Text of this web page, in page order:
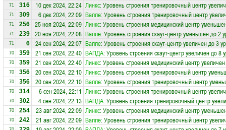
71 316 10 дек 2024, 22:24 Линкс: Уровень строения тренировочный центр
71 309 6 дек 2024, 22:09 Валле: Уровень строения тренировочный центр
71 256 25 ноя 2024, 22:09 Линкс: Уровень строения медицинский центр
71 239 20 ноя 2024, 22:08 Валле: Уровень строения скаут-центр уменьшен до 2
71 6 24 сен 2024, 22:07 Валле: Уровень строения скаут-центр увеличен до 3
70 359 21 сен 2024, 22:40 ВАПДА: Уровень строения скаут-центр увеличен до 8
70 359 21 сен 2024, 22:40 Линкс: Уровень строения медицинский центр
70 356 20 сен 2024, 22:10 Линкс: Уровень строения тренировочный центр
70 356 20 сен 2024, 22:10 Валле: Уровень строения тренировочный центр
70 314 6 сен 2024, 22:11 Линкс: Уровень строения тренировочный центр
70 302 4 сен 2024, 22:13 ВАПДА: Уровень строения тренировочный центр
70 254 23 авг 2024, 22:09 Линкс: Уровень строения медицинский центр
70 242 21 авг 2024, 22:09 Валле: Уровень строения тренировочный центр